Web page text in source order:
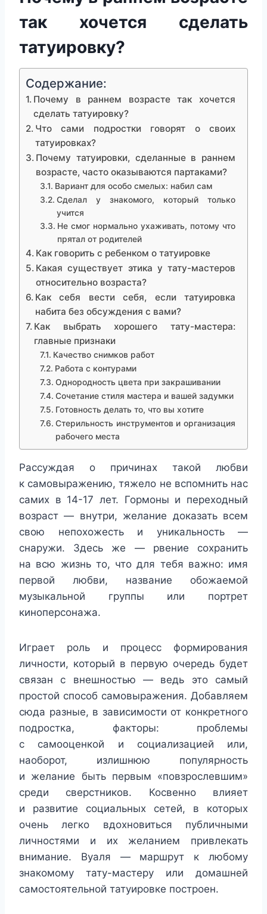
так хочется сделать
татуировку?
Содержание:
Почему в раннем возрасте так хочется
сделать татуировку?
Что сами подростки говорят о своих
татуировках?
Почему татуировки, сделанные в раннем
возрасте, часто оказываются партаками?
Вариант для особо смелых: набил сам
Сделал у знакомого, который только
учится
Не смог нормально ухаживать, потому что
прятал от родителей
Как говорить с ребенком о татуировке
Какая существует этика у тату-мастеров
относительно возраста?
Как себя вести себя, если татуировка
набита без обсуждения с вами?
Как выбрать хорошего тату-мастера:
главные признаки
Качество снимков работ
Работа с контурами
Однородность цвета при закрашивании
Сочетание стиля мастера и вашей задумки
Готовность делать то, что вы хотите
Стерильность инструментов и организация
рабочего места
Рассуждая о причинах такой любви
к самовыражению, тяжело не вспомнить нас
самих в 14-17 лет. Гормоны и переходный
возраст — внутри, желание доказать всем
свою непохожесть и уникальность —
снаружи. Здесь же — рвение сохранить
на всю жизнь то, что для тебя важно: имя
первой любви, название обожаемой
музыкальной группы или портрет
киноперсонажа.
Играет роль и процесс формирования
личности, который в первую очередь будет
связан с внешностью — ведь это самый
простой способ самовыражения. Добавляем
сюда разные, в зависимости от конкретного
подростка, факторы: проблемы
с самооценкой и социализацией или,
наоборот, излишнюю популярность
и желание быть первым «повзрослевшим»
среди сверстников. Косвенно влияет
и развитие социальных сетей, в которых
очень легко вдохновиться публичными
личностями и их желанием привлекать
внимание. Вуаля — маршрут к любому
знакомому тату-мастеру или домашней
самостоятельной татуировке построен.